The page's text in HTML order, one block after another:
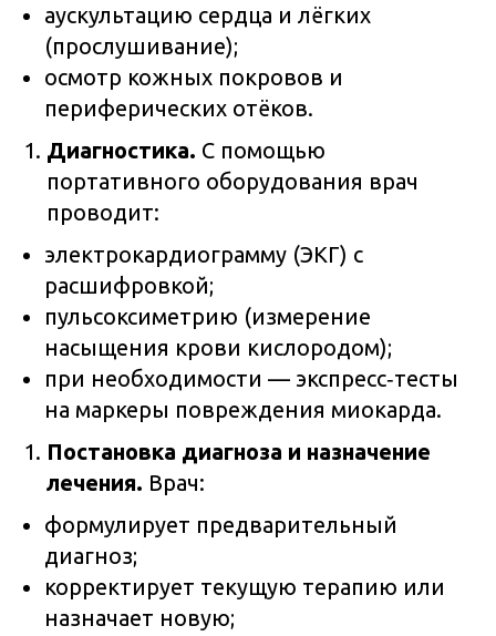
аускультацию сердца и лёгких
(прослушивание);
осмотр кожных покровов и
периферических отёков.
Диагностика. С помощью
портативного оборудования врач
проводит:
электрокардиограмму (ЭКГ) с
расшифровкой;
пульсоксиметрию (измерение
насыщения крови кислородом);
при необходимости — экспресс‑тесты
на маркеры повреждения миокарда.
Постановка диагноза и назначение
лечения. Врач:
формулирует предварительный
диагноз;
корректирует текущую терапию или
назначает новую;